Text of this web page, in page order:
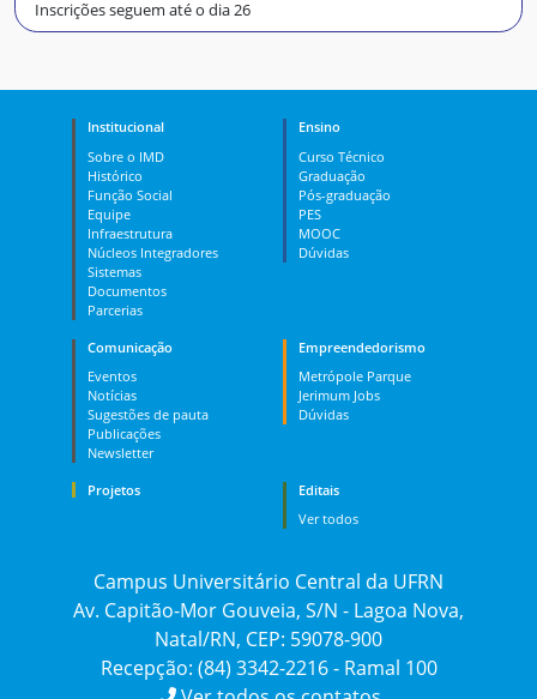
Inscrições seguem até o dia 26
Institucional
Sobre o IMD
Histórico
Função Social
Equipe
Infraestrutura
Núcleos Integradores
Sistemas
Documentos
Parcerias
Ensino
Curso Técnico
Graduação
Pós-graduação
PES
MOOC
Dúvidas
Comunicação
Eventos
Notícias
Sugestões de pauta
Publicações
Newsletter
Empreendedorismo
Metrópole Parque
Jerimum Jobs
Dúvidas
Projetos
Editais
Ver todos
Campus Universitário Central da UFRN
Av. Capitão-Mor Gouveia, S/N - Lagoa Nova,
Natal/RN, CEP: 59078-900
Recepção: (84) 3342-2216 - Ramal 100